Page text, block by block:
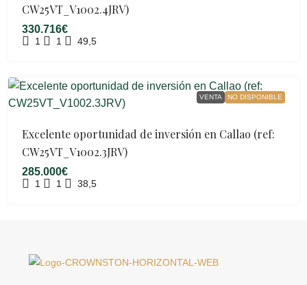
CW25VT_V1002.4JRV)
330.716€
1 1 49,5
VENTA NO DISPONIBLE
Excelente oportunidad de inversión en Callao (ref:
CW25VT_V1002.3JRV)
285.000€
1 1 38,5